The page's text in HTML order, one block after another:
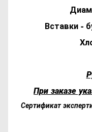
Вставки -
При заказе
Сертификат